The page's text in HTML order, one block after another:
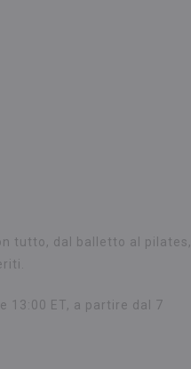
tutto, dal balletto al pilates,
13:00 ET, a partire dal 7